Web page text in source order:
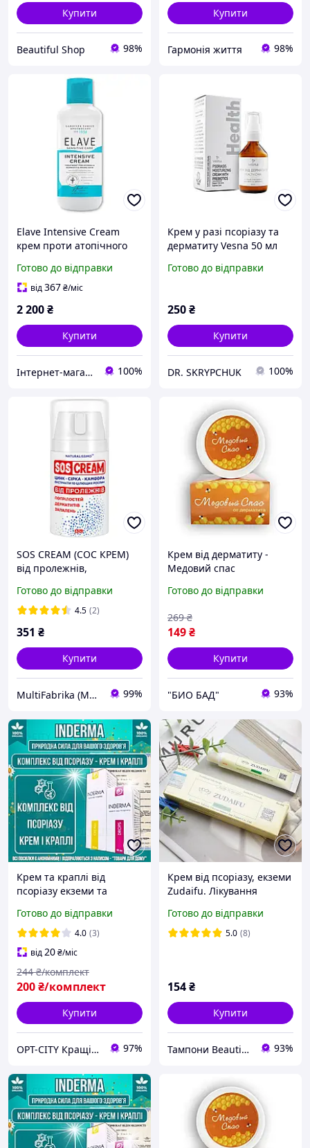
Купити
Beautiful Shop 98%
Купити
Гармонія життя 98%
Elave Intensive Cream
крем проти атопічного
Готово до відправки
від367₴/міс
2 200₴
Купити
Інтернет-магазин "Maxam" 100%
Крем у разі псоріазу та
дерматиту Vesna 50 мл
Готово до відправки
250₴
Купити
DR. SKRYPCHUK 100%
SOS CREAM (СОС КРЕМ)
від пролежнів,
запалень, 40 г
Готово до відправки
4.5 (2)
351 ₴
Купити
MultiFabrika (Мультифабрика) 99%
Крем від дерматиту -
Медовий спас
Готово до відправки
149₴
269 ₴
Купити
"БИО БАД" 93%
Крем та краплі від
псоріазу екземи та
швидке полегшення
симптомів та відновлення
шкіри
Готово до відправки
4.0 (3)
від20₴/міс
200₴/комплект
244 ₴/комплект
Купити
OPT-CITY Кращі ціни в інтернеті 97%
Крем від псоріазу, екземи
Zudaifu. Лікування
дерматиту та інших
хвороб шкіри
Готово до відправки
5.0 (8)
154₴
Купити
Тампони Beautiful Life 93%